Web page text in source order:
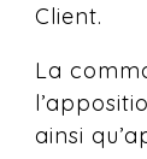
Client.
La
ainsi